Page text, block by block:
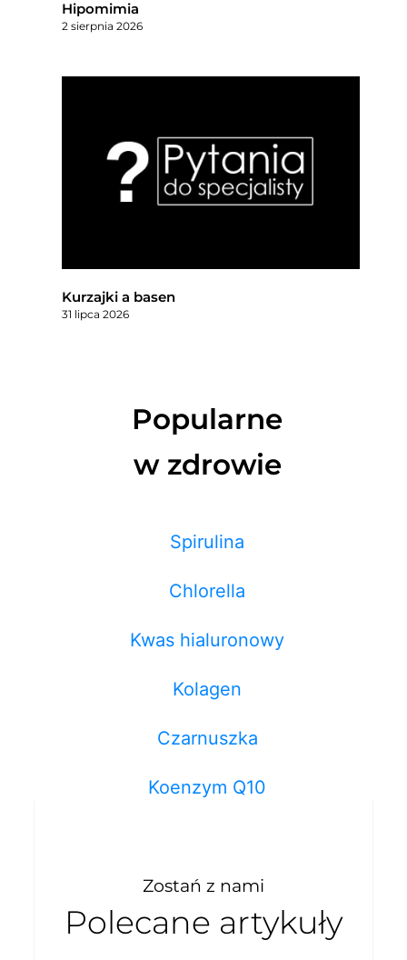
Hipomimia
2 sierpnia 2026
Kurzajki a basen
31 lipca 2026
Popularne
w zdrowie
Spirulina
Chlorella
Kwas hialuronowy
Kolagen
Czarnuszka
Koenzym Q10
Zostań z nami
Polecane artykuły